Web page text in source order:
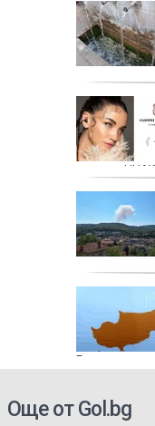
серията
България
Още от Gol.bg